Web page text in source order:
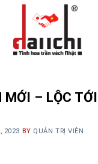
MỚI – LỘC
2023 BY QUẢN TRỊ VIÊN